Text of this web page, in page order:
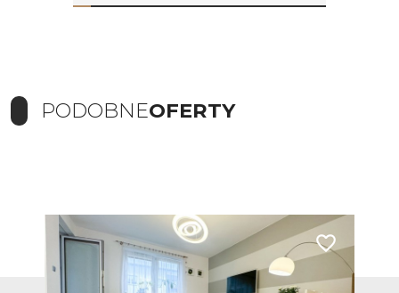
PODOBNEOFERTY
Dodaj do ulubionych Dodaj do